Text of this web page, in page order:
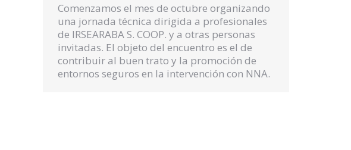
Comenzamos el mes de octubre organizando
una jornada técnica dirigida a profesionales
de IRSEARABA S. COOP. y a otras personas
invitadas. El objeto del encuentro es el de
contribuir al buen trato y la promoción de
entornos seguros en la intervención con NNA.